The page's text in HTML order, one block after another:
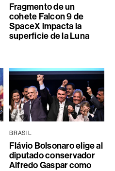
Fragmento de un
cohete Falcon 9 de
SpaceX impacta la
superficie de la Luna
BRASIL
Flávio Bolsonaro elige al
diputado conservador
Alfredo Gaspar como